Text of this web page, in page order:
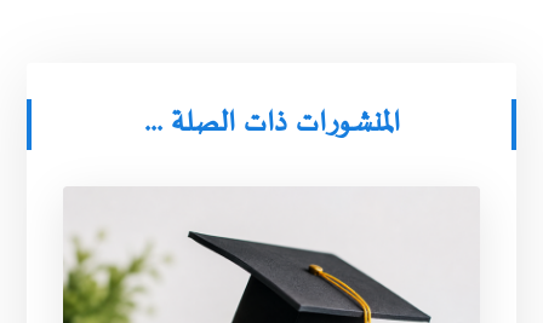
المنشورات ذات الصلة ...